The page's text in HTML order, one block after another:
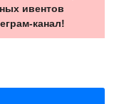
ивентов
канал!